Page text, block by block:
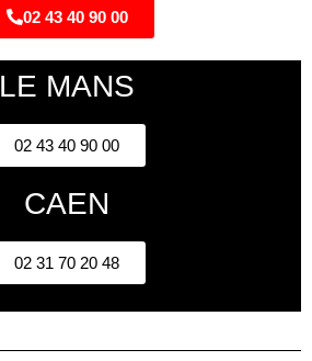
02 43 40 90 00
LE MANS
02 43 40 90 00
CAEN
02 31 70 20 48